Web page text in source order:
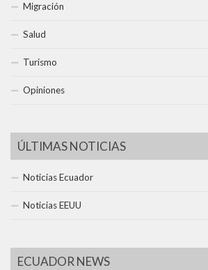
Migración
Salud
Turismo
Opiniones
ÚLTIMAS NOTICIAS
Noticias Ecuador
Noticias EEUU
ECUADOR NEWS